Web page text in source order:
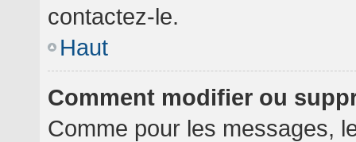
contactez-le.
Haut
Comment modifier ou
Comme pour les messages,